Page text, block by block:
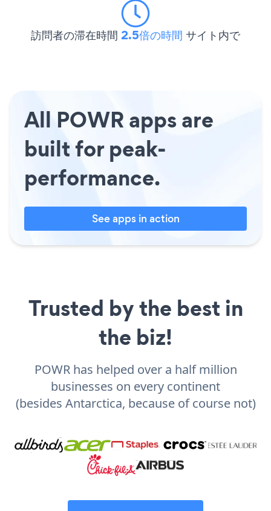
訪問者の滞在時間 2.5倍の時間 サイト内で
All POWR apps are
built for peak-
performance.
See apps in action
Trusted by the best in
the biz!
POWR has helped over a half million
businesses on every continent
(besides Antarctica, because of course not)